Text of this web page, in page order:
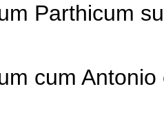
Parthicum
cum